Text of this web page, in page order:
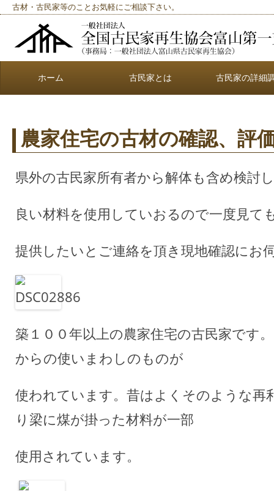
古材・古民家等のことお気軽にご相談下さい。
ホーム 古民家とは 古民家の詳細
農家住宅の古材の確認、評
県外の古民家所有者から解体も含め検討
良い材料を使用していおるので一度見て
提供したいとご連絡を頂き現地確認にお
築１００年以上の農家住宅の古民家です
からの使いまわしのものが
使われています。昔はよくそのような再
り梁に煤が掛った材料が一部
使用されています。